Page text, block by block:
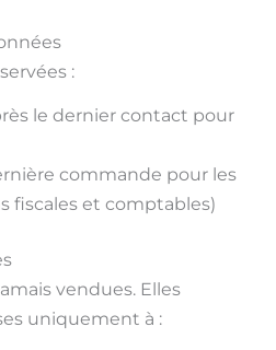
:
le dernier contact pour
commande pour les
fiscales et comptables)
vendues. Elles
uniquement à :